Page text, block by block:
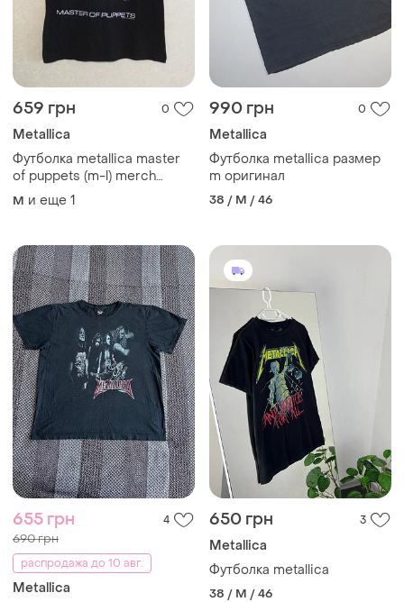
659 грн 0
Metallica
Футболка metallica master
of puppets (m-l) merch
оригинал
M и еще 1
990 грн 0
Metallica
Футболка metallica размер
m оригинал
38 / M / 46
655 грн 4
690 грн
распродажа до 10 авг.
Metallica
650 грн 3
Metallica
Футболка metallica
38 / M / 46